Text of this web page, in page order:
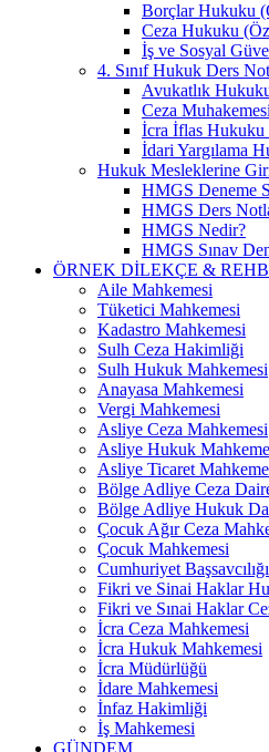
Borçlar Hukuku
Ceza Hukuku
İş ve Sosyal
4. Sınıf Hukuk Ders
Avukatlık
Ceza
İcra İflas Hukuku
İdari Yargılama
Hukuk Mesleklerine
HMGS Deneme
HMGS Ders
HMGS Nedir?
HMGS Sınav
ÖRNEK DILEKÇE &
Aile Mahkemesi
Tüketici Mahkemesi
Kadastro Mahkemesi
Sulh Ceza Hakimliği
Sulh Hukuk Mahkemesi
Anayasa Mahkemesi
Vergi Mahkemesi
Asliye Ceza Mahkemesi
Asliye Hukuk
Asliye Ticaret
Bölge Adliye Ceza
Bölge Adliye Hukuk
Çocuk Ağır Ceza
Çocuk Mahkemesi
Cumhuriyet Başsavcılığı
Fikri ve Sinai Haklar
Fikri ve Sınai Haklar
İcra Ceza Mahkemesi
İcra Hukuk Mahkemesi
İcra Müdürlüğü
İdare Mahkemesi
İnfaz Hakimliği
İş Mahkemesi
GÜNDEM